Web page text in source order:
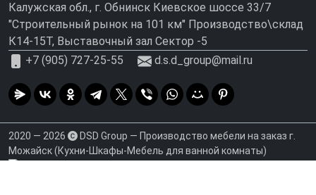
Калужская обл., г. Обнинск Киевское шоссе 33/7
"Строительный рынок на 101 км" Производство\склад
К14-15Т, Выставочный зал Сектор -5
+7 (905) 727-25-55
d.s.d_group@mail.ru
2020 — 2026
DSD Group — Производство мебели на заказ г.
Можайск (Кухни-Шкафы-Мебель для ванной комнаты)